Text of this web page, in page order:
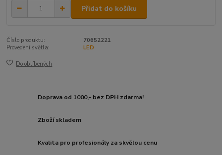
Přidat do košíku
Číslo produktu:
70652221
Provedení světla:
LED
Do oblíbených
Doprava od 1000,- bez DPH zdarma!
Zboží skladem
Kvalita pro profesionály za skvělou cenu